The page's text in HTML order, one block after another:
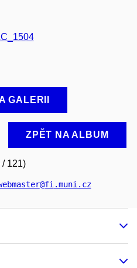
GALERII
ZPĚT NA ALBUM
/ 121)
@fi.muni.cz